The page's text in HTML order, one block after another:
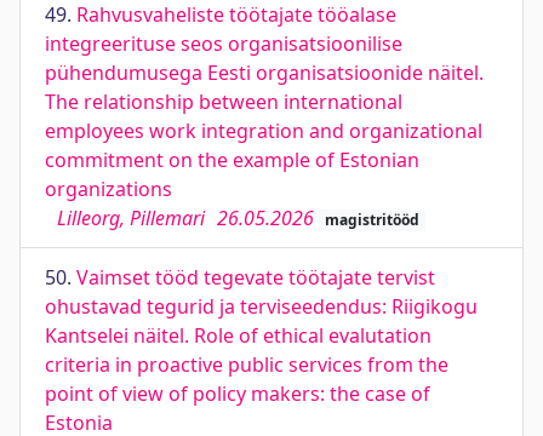
49. Rahvusvaheliste töötajate tööalase
integreerituse seos organisatsioonilise
pühendumusega Eesti organisatsioonide näitel.
The relationship between international
employees work integration and organizational
commitment on the example of Estonian
organizations
Lilleorg, Pillemari 26.05.2026 magistritööd
50. Vaimset tööd tegevate töötajate tervist
ohustavad tegurid ja terviseedendus: Riigikogu
Kantselei näitel. Role of ethical evalutation
criteria in proactive public services from the
point of view of policy makers: the case of
Estonia